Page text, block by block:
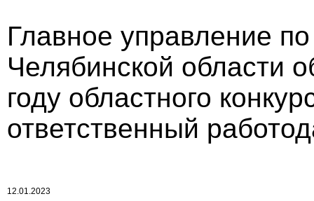
Главное управление
Челябинской области
году областного
ответственный
12.01.2023